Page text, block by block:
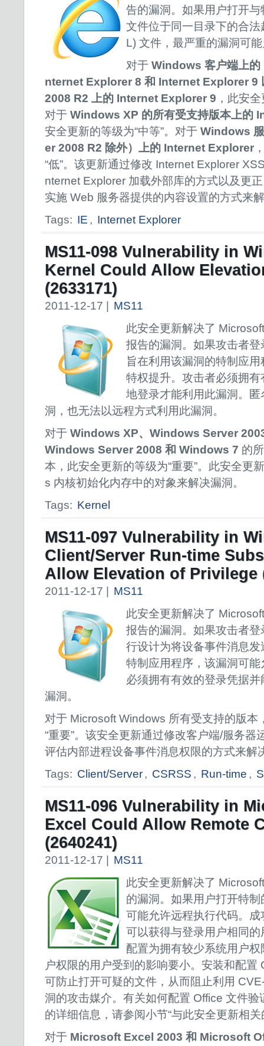
告的漏洞。如果用户打开
文件位于同一目录下的合
L) 文件，最严重的漏洞可
对于 Windows 客户端上
nternet Explorer 8 和 Internet Explorer 9
2008 R2 上的 Internet Explorer 9 ，此安
对于 Windows XP 的所有受支持版本上的
安全更新的等级为“中等”。对于 Windows
er 2008 R2 除外）上的 Internet Explorer
“低”。该更新通过修改 Internet Explorer
nternet Explorer 加载外部库的方式以及更
实施 Web 服务器提供的内容设置的方式来
Tags: IE , Internet Explorer
MS11-098 Vulnerability in
Kernel Could Allow
(2633171)
2011-12-17 |
MS11
此安全更新解决了
报告的漏洞。如果攻击者
旨在利用该漏洞的特制应
特权提升。攻击者必须拥
地登录才能利用此漏洞。
洞，也无法以远程方式利用此漏洞。
对于 Windows XP、Windows Server
Windows Server 2008 和 Windows 7 的
本，此安全更新的等级为“重要”。此安全更
s 内核初始化内存中的对象来解决漏洞。
Tags: Kernel
MS11-097 Vulnerability in
Client/Server Run-time
Allow Elevation of Privilege
2011-12-17 |
MS11
此安全更新解决了
报告的漏洞。如果攻击者
行设计为将设备事件消息
特制应用程序，该漏洞可
必须拥有有效的登录凭据
漏洞。
对于 Microsoft Windows 所有受支持的版本
“重要”。该安全更新通过修改客户端/服务器
评估内部进程设备事件消息权限的方式来解
Tags: Client/Server, CSRSS , Run-time ,
MS11-096 Vulnerability in
Excel Could Allow Remote
(2640241)
2011-12-17 |
MS11
此安全更新解决了
的漏洞。如果用户打开特
可能允许远程执行代码。
可以获得与登录用户相同
配置为拥有较少系统用户
户权限的用户受到的影响要小。安装和配置
可防止打开可疑的文件，从而阻止利用
洞的攻击媒介。有关如何配置 Office 文件
的详细信息，请参阅小节“与此安全更新相
对于 Microsoft Excel 2003 和 Microsoft